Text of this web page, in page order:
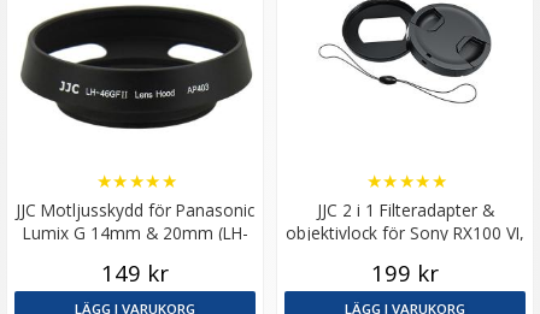
JJC Motljusskydd för Panasonic
Lumix G 14mm & 20mm (LH-
★★★★★
149 kr
LÄGG I VARUKORG
JJC 2 i 1 Filteradapter &
objektivlock för Sony RX100 VI,
★★★★★
199 kr
LÄGG I VARUKORG